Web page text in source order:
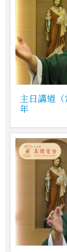
主日講道
年